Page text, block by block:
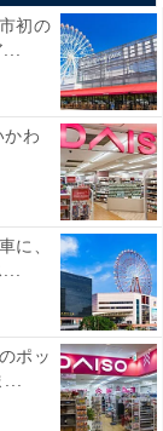
初の
...
かわ
に、
...
ポッ
...